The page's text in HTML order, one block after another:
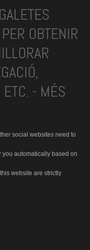
OBTENIR
- MÉS
social websites need to
automatically based on
website are strictly